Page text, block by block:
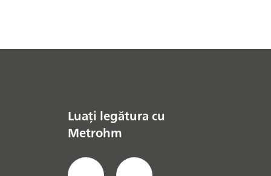
Luați legătura cu
Metrohm